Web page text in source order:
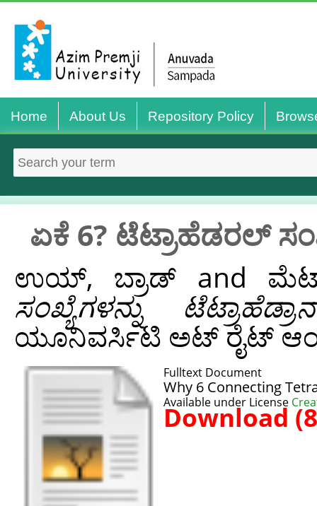
Home About Us Repository Policy
ಏಕೆ 6? ಟೆಟ್ರಾಹೆಡರಲ್‌
ಉಯ್, ಬ್ರಾಡ್ and
ಸಂಖ್ಯೆಗಳನ್ನು
ಯೂನಿವರ್ಸಿಟಿ ಅಟ್‌ ರೈಟ್‌
Fulltext Document
Why 6 Connecting
Available under License
Download